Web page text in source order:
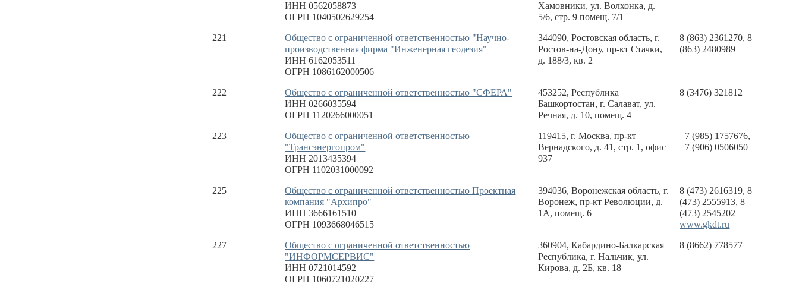
ИНН 0562058873
ОГРН 1040502629254
Хамовники, ул. Волхонка, д.
5/6, стр. 9 помещ. 7/1
221
Общество с ограниченной ответственностью "Научно-
производственная фирма "Инженерная геодезия"
ИНН 6162053511
ОГРН 1086162000506
344090, Ростовская область, г.
Ростов-на-Дону, пр-кт Стачки,
д. 188/3, кв. 2
8 (863) 2361270, 8
(863) 2480989
222
Общество с ограниченной ответственностью "СФЕРА"
ИНН 0266035594
ОГРН 1120266000051
453252, Республика
Башкортостан, г. Салават, ул.
Речная, д. 10, помещ. 4
8 (3476) 321812
223
Общество с ограниченной ответственностью
"Трансэнергопром"
ИНН 2013435394
ОГРН 1102031000092
119415, г. Москва, пр-кт
Вернадского, д. 41, стр. 1, офис
937
+7 (985) 1757676,
+7 (906) 0506050
225
Общество с ограниченной ответственностью Проектная
компания "Архипро"
ИНН 3666161510
ОГРН 1093668046515
394036, Воронежская область, г.
Воронеж, пр-кт Революции, д.
1А, помещ. 6
8 (473) 2616319, 8
(473) 2555913, 8
(473) 2545202
www.gkdt.ru
227
Общество с ограниченной ответственностью
"ИНФОРМСЕРВИС"
ИНН 0721014592
ОГРН 1060721020227
360904, Кабардино-Балкарская
Республика, г. Нальчик, ул.
Кирова, д. 2Б, кв. 18
8 (8662) 778577